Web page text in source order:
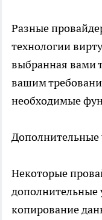
Разные
технологии
выбранная вами
вашим
необходимые
Дополнительные
Некоторые
дополнительные
копирование